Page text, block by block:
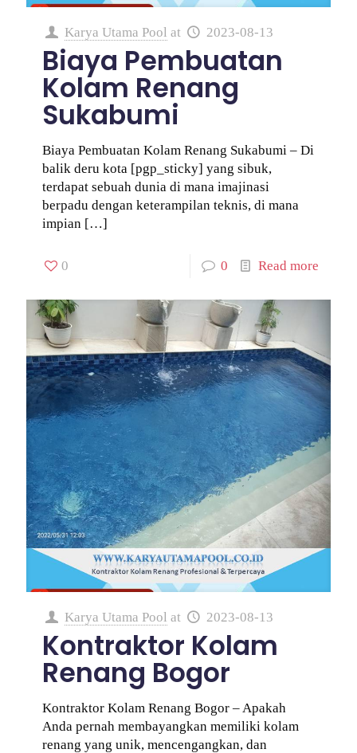
Karya Utama Pool at 2023-08-13
Biaya Pembuatan
Kolam Renang
Sukabumi
Biaya Pembuatan Kolam Renang Sukabumi – Di
balik deru kota [pgp_sticky] yang sibuk,
terdapat sebuah dunia di mana imajinasi
berpadu dengan keterampilan teknis, di mana
impian […]
0 0 Read more
Karya Utama Pool at 2023-08-13
Kontraktor Kolam
Renang Bogor
Kontraktor Kolam Renang Bogor – Apakah
Anda pernah membayangkan memiliki kolam
renang yang unik, mencengangkan, dan